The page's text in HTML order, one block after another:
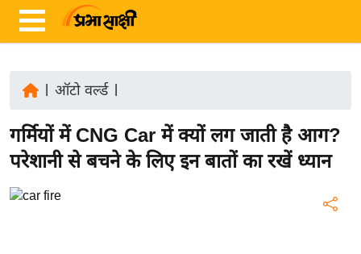
ज़ा
ख
र
ऑटो वर्ल्ड|
गर्मियों में CNG Car में क्यों लग जाती है आग?
परेशानी से बचने के लिए इन बातों का रखें ध्यान